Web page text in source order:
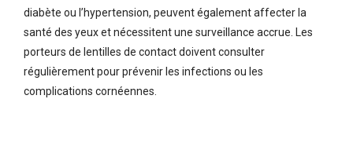
diabète ou l’hypertension, peuvent également affecter la
santé des yeux et nécessitent une surveillance accrue. Les
porteurs de lentilles de contact doivent consulter
régulièrement pour prévenir les infections ou les
complications cornéennes.